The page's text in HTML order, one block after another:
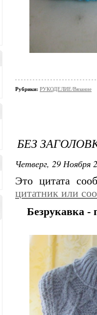
Рубрики: РУКОДЕЛИЕ/Вязание
БЕЗ
Четверг, 29 Ноября
Это цитата
цитатник или
Безрукавка -